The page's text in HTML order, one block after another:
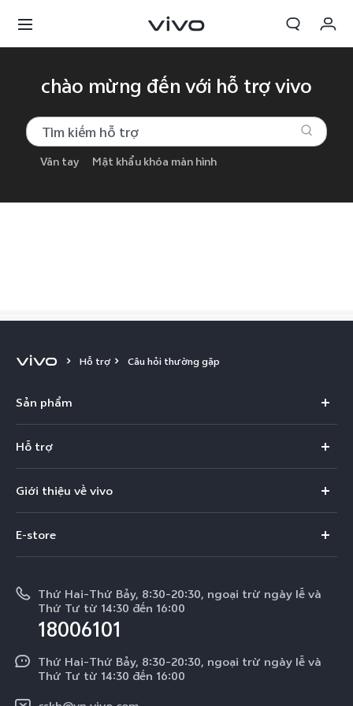
Đăng nhập/Đăng ký
Tài khoản của tôi
chào mừng đến với hỗ trợ vivo
Vân tay Mật khẩu khóa màn hình
Hỗ trợ Câu hỏi thường gặp
Sản phẩm
X300
V60
V60 Lite 5G
V50 Lite 5G
V50 Lite
Y39 5G
Y29
Hỗ trợ
Trung tâm dịch vụ
Funtouch OS
Tra cứu giá linh kiện
Xác thực bằng IMEI
Dịch vụ cuộc hẹn
Giới thiệu về vivo
Tin tức
Thông báo pháp lý
Về chúng tôi
Tính Bền Vững
E-store
Thứ Hai-Thứ Bảy, 8:30-20:30, ngoại trừ ngày lễ và
Thứ Tư từ 14:30 đến 16:00
18006101
Thứ Hai-Thứ Bảy, 8:30-20:30, ngoại trừ ngày lễ và
Thứ Tư từ 14:30 đến 16:00